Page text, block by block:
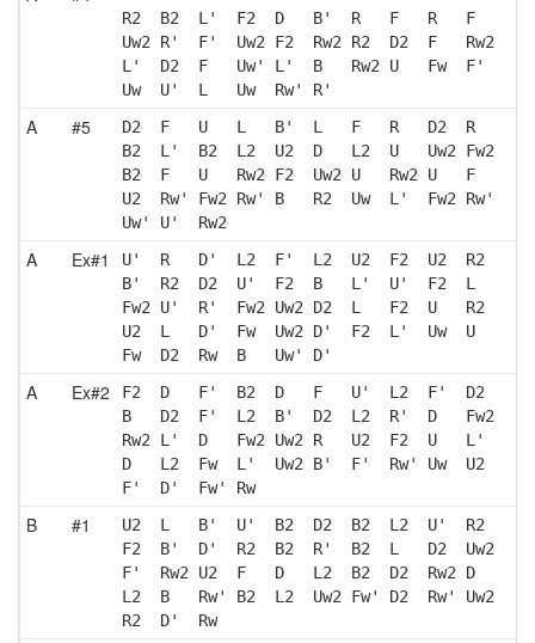
R2  B2  L'  F2  D   B'  R   F   R   F
Uw2 R'  F'  Uw2 F2  Rw2 R2  D2  F   Rw2
L'  D2  F   Uw' L'  B   Rw2 U   Fw  F'
Uw  U'  L   Uw  Rw' R'
A #5
D2  F   U   L   B'  L   F   R   D2  R
B2  L'  B2  L2  U2  D   L2  U   Uw2 Fw2
B2  F   U   Rw2 F2  Uw2 U   Rw2 U   F
U2  Rw' Fw2 Rw' B   R2  Uw  L'  Fw2 Rw'
Uw' U'  Rw2
A Ex#1
U'  R   D'  L2  F'  L2  U2  F2  U2  R2
B'  R2  D2  U'  F2  B   L'  U'  F2  L
Fw2 U'  R'  Fw2 Uw2 D2  L   F2  U   R2
U2  L   D'  Fw  Uw2 D'  F2  L'  Uw  U
Fw  D2  Rw  B   Uw' D'
A Ex#2
F2  D   F'  B2  D   F   U'  L2  F'  D2
B   D2  F'  L2  B'  D2  L2  R'  D   Fw2
Rw2 L'  D   Fw2 Uw2 R   U2  F2  U   L'
D   L2  Fw  L'  Uw2 B'  F'  Rw' Uw  U2
F'  D'  Fw' Rw
B #1
U2  L   B'  U'  B2  D2  B2  L2  U'  R2
F2  B'  D'  R2  B2  R'  B2  L   D2  Uw2
F'  Rw2 U2  F   D   L2  B2  D2  Rw2 D
L2  B   Rw' B2  L2  Uw2 Fw' D2  Rw' Uw2
R2  D'  Rw